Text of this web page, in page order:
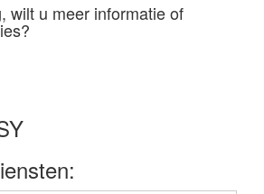
wilt u meer informatie of